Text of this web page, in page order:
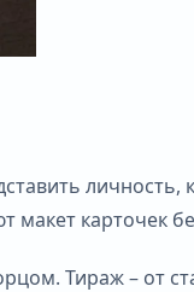
карточек
Тираж – от